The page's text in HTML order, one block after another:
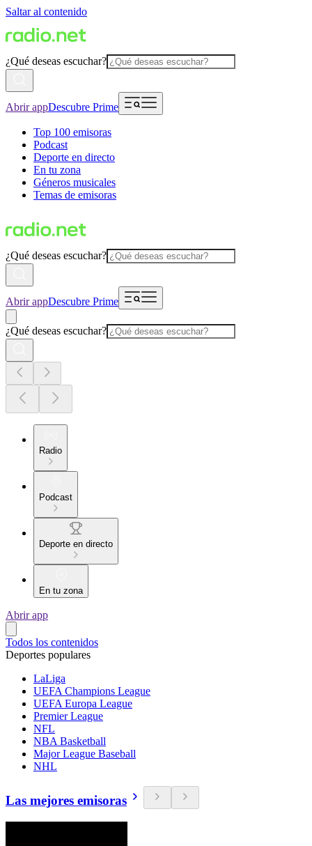
Saltar al contenido
¿Qué deseas escuchar?
Abrir appDescubre Prime
Top 100 emisoras
Podcast
Deporte en directo
En tu zona
Géneros musicales
Temas de emisoras
¿Qué deseas escuchar?
Abrir appDescubre Prime
¿Qué deseas escuchar?
Radio
Podcast
Deporte en directo
En tu zona
Abrir app
Todos los contenidos
Deportes populares
LaLiga
UEFA Champions League
UEFA Europa League
Premier League
NFL
NBA Basketball
Major League Baseball
NHL
Las mejores emisoras